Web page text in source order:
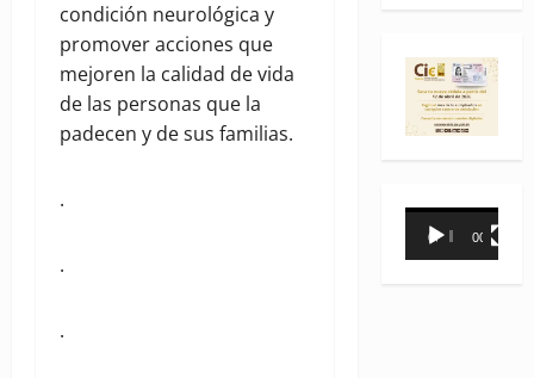
condición neurológica y
promover acciones que
mejoren la calidad de vida
de las personas que la
padecen y de sus familias.
.
.
.
Reproductor
00:00 00:31